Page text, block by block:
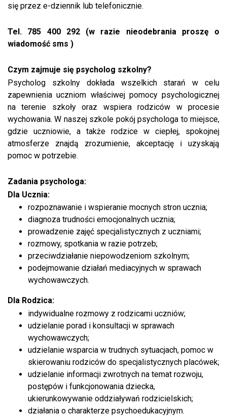
się przez e-dziennik lub telefonicznie.
Tel. 785 400 292 (w razie nieodebrania proszę o
wiadomość sms )
Czym zajmuje się psycholog szkolny?
Psycholog szkolny dokłada wszelkich starań w celu
zapewnienia uczniom właściwej pomocy psychologicznej
na terenie szkoły oraz wspiera rodziców w procesie
wychowania. W naszej szkole pokój psychologa to miejsce,
gdzie uczniowie, a także rodzice w ciepłej, spokojnej
atmosferze znajdą zrozumienie, akceptację i uzyskają
pomoc w potrzebie.
Zadania psychologa:
Dla Ucznia:
rozpoznawanie i wspieranie mocnych stron ucznia;
diagnoza trudności emocjonalnych ucznia;
prowadzenie zajęć specjalistycznych z uczniami;
rozmowy, spotkania w razie potrzeb;
przeciwdziałanie niepowodzeniom szkolnym;
podejmowanie działań mediacyjnych w sprawach
wychowawczych.
Dla Rodzica:
indywidualne rozmowy z rodzicami uczniów;
udzielanie porad i konsultacji w sprawach
wychowawczych;
udzielanie wsparcia w trudnych sytuacjach, pomoc w
skierowaniu rodziców do specjalistycznych placówek;
udzielanie informacji zwrotnych na temat rozwoju,
postępów i funkcjonowania dziecka,
ukierunkowywanie oddziaływań rodzicielskich;
działania o charakterze psychoedukacyjnym.